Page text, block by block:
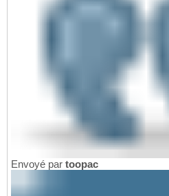
Envoyé par toopac